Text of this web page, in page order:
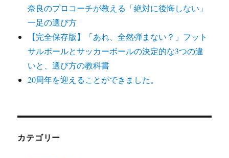
奈良のプロコーチが教える「絶対に後悔しない」
一足の選び方
【完全保存版】「あれ、全然弾まない？」フット
サルボールとサッカーボールの決定的な3つの違
いと、選び方の教科書
20周年を迎えることができました。
カテゴリー